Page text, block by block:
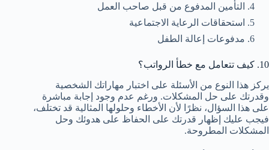
التأمين المدفوع من قبل صاحب العمل
استحقاقات الرعاية الاجتماعية
مدفوعات إعالة الطفل
10. كيف تتعامل مع خطأ الرواتب؟
يركز هذا النوع من الأسئلة على اختبار مهاراتك الشخصية
وقدرتك على حل المشكلات. ورغم عدم وجود إجابة مباشرة
على هذا السؤال، نظرًا لأن الأخطاء وحلولها المثالية قد تختلف،
فيجب عليك إظهار قدرتك على الحفاظ على هدوئك وحل
المشكلات المطروحة.